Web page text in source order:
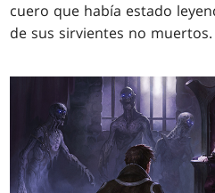
cuero que había estado
de sus sirvientes no muertos.